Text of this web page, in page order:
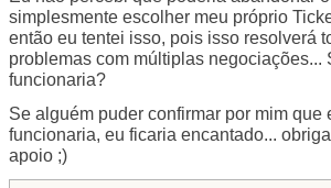
simplesmente escolher meu próprio
então eu tentei isso, pois isso resolverá
problemas com múltiplas negociações...
funcionaria?
Se alguém puder confirmar por mim que
funcionaria, eu ficaria encantado...
apoio ;)